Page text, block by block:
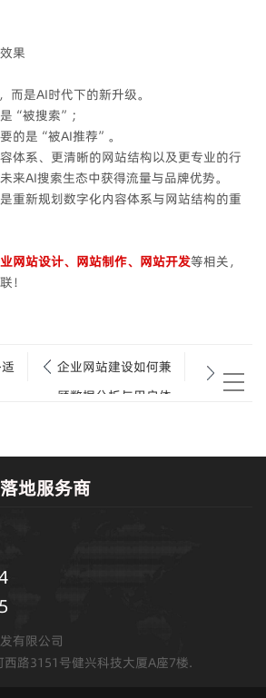
果
而是AI时代下的新升级。
“被搜索”；
的是“被AI推荐”。
体系、更清晰的网站结构以及更专业的行
来AI搜索生态中获得流量与品牌优势。
重新规划数字化内容体系与网站结构的重
网站设计、网站制作、网站开发等相关，
！
企业网站建设如何兼
顾数据分析与用户体
地服务商
有限公司
路3151号健兴科技大厦A座7楼.